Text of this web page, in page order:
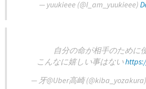
— yuukieee (@I_am_yuukieee)
自分の命が相手のために
こんなに嬉しい事はない
— 牙@Uber高崎 (@kiba_yozakura)